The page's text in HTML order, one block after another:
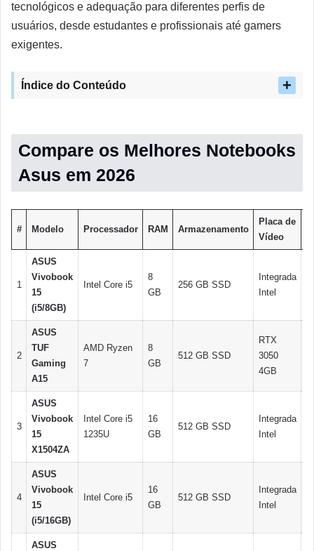
tecnológicos e adequação para diferentes perfis de
usuários, desde estudantes e profissionais até gamers
exigentes.
Índice do Conteúdo
Compare os Melhores Notebooks
Asus em 2026
# Modelo Processador RAM Armazenamento
Placa de
Vídeo
1
ASUS
Vivobook
15
(i5/8GB)
Intel Core i5
8
GB
256 GB SSD
Integrada
Intel
2
ASUS
TUF
Gaming
A15
AMD Ryzen
7
8
GB
512 GB SSD
RTX
3050
4GB
3
ASUS
Vivobook
15
X1504ZA
Intel Core i5
1235U
16
GB
512 GB SSD
Integrada
Intel
4
ASUS
Vivobook
15
(i5/16GB)
Intel Core i5
16
GB
512 GB SSD
Integrada
Intel
ASUS